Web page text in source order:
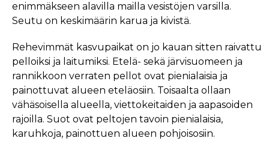
enimmäkseen alavilla mailla vesistöjen varsilla.
Seutu on keskimäärin karua ja kivistä.
Rehevimmät kasvupaikat on jo kauan sitten raivattu
pelloiksi ja laitumiksi. Etelä- sekä järvisuomeen ja
rannikkoon verraten pellot ovat pienialaisia ja
painottuvat alueen eteläosiin. Toisaalta ollaan
vähäsoisella alueella, viettokeitaiden ja aapasoiden
rajoilla. Suot ovat peltojen tavoin pienialaisia,
karuhkoja, painottuen alueen pohjoisosiin.